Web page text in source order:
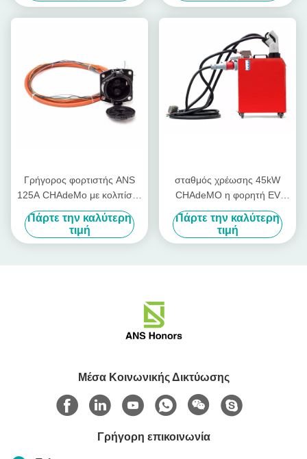
Γρήγορος φορτιστής ANS
125A CHAdeMo με κολπίσκο
ΣΥΝΕΧΏΝ το γρήγορο
φορτιστών
Πάρτε την καλύτερη
τιμή
σταθμός χρέωσης 45kW
CHAdeMO η φορητή EV
γρήγορος φορτιστής με CCS
Combo 2 βούλωμα
Πάρτε την καλύτερη
τιμή
Μέσα Κοινωνικής Δικτύωσης
Γρήγορη επικοινωνία